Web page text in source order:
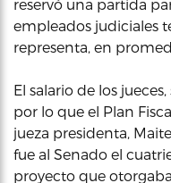
reservó una partida
empleados judiciales
representa, en
El salario de los
por lo que el Plan
jueza presidenta,
fue al Senado el
proyecto que